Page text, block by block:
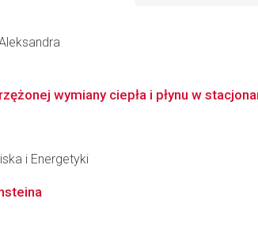
wymiany ciepła i płynu w
i Energetyki